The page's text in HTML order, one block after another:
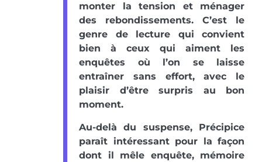
monter la tension et ménager
des rebondissements. C’est le
genre de lecture qui convient
bien à ceux qui aiment les
enquêtes où l’on se laisse
entraîner sans effort, avec le
plaisir d’être surpris au bon
moment.
Au-delà du suspense, Précipice
paraît intéressant pour la façon
dont il mêle enquête, mémoire